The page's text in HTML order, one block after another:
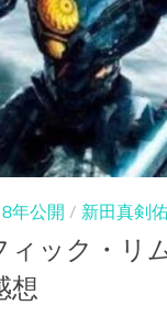
年公開 / 新田真剣
ィック・リ
想